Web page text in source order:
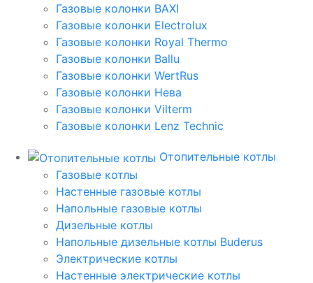
Газовые колонки BAXI
Газовые колонки Electrolux
Газовые колонки Royal Thermo
Газовые колонки Ballu
Газовые колонки WertRus
Газовые колонки Нева
Газовые колонки Vilterm
Газовые колонки Lenz Technic
Отопительные котлы
Газовые котлы
Настенные газовые котлы
Напольные газовые котлы
Дизельные котлы
Напольные дизельные котлы Buderus
Электрические котлы
Настенные электрические котлы